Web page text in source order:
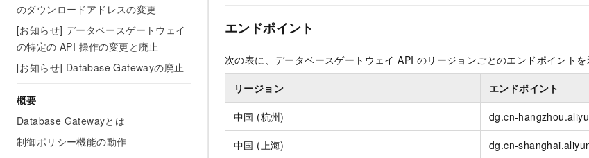
のダウンロードアドレスの変更
[お知らせ] データベースゲートウェイ
の特定の API 操作の変更と廃止
[お知らせ] Database Gatewayの廃止
概要
Database Gatewayとは
制御ポリシー機能の動作
エンドポイント
次の表に、データベースゲートウェイ API のリージョンごとのエンドポイントを
リージョン エンドポイント
中国 (杭州) dg.cn-
中国 (上海) dg.cn-